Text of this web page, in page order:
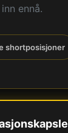
inn ennå.
shortposisjoner